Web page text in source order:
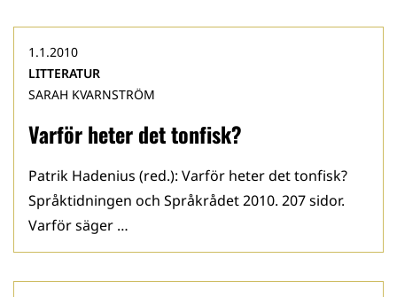
Varför heter det tonfisk?
1.1.2010
LITTERATUR
SARAH KVARNSTRÖM
Patrik Hadenius (red.): Varför heter det tonfisk?
Språktidningen och Språkrådet 2010. 207 sidor.
Varför säger …